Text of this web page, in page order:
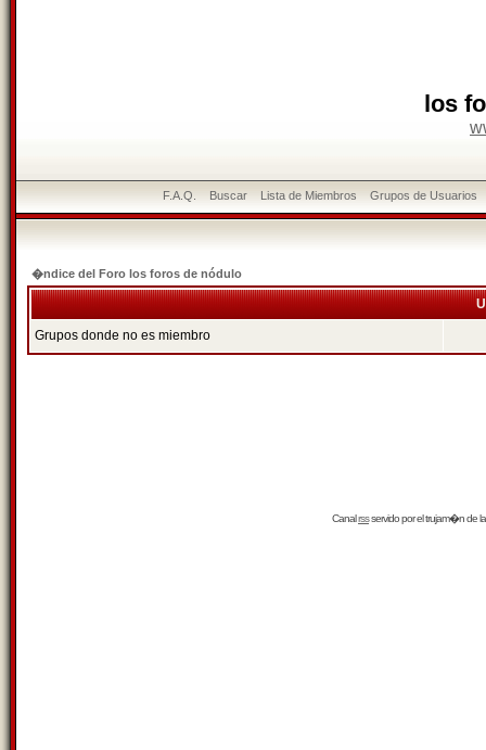
los
F.A.Q. Buscar Lista de Miembros Grupos de Usuarios
�ndice del Foro los foros de nódulo
Grupos donde no es miembro
Canalrssservido por eltrujam�nde